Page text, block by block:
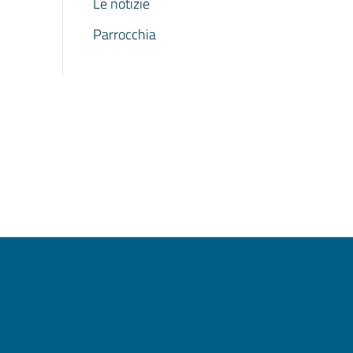
Parrocchia